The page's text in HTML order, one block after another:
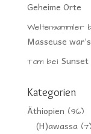
Geheime Orte
Weltensammler
Masseuse
Tombei Sunset
Kategorien
Äthiopien (96)
(H)awassa(7)